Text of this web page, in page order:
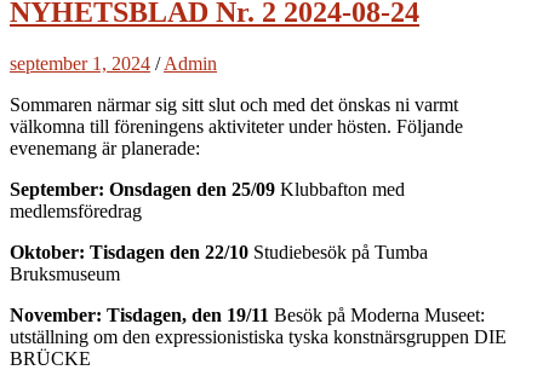
NYHETSBLAD Nr. 2 2024-08-24
september 1, 2024 /Admin
Sommaren närmar sig sitt slut och med det önskas ni varmt
välkomna till föreningens aktiviteter under hösten. Följande
evenemang är planerade:
September: Onsdagen den 25/09 Klubbafton med
medlemsföredrag
Oktober: Tisdagen den 22/10 Studiebesök på Tumba
Bruksmuseum
November: Tisdagen, den 19/11 Besök på Moderna Museet:
utställning om den expressionistiska tyska konstnärsgruppen DIE
BRÜCKE